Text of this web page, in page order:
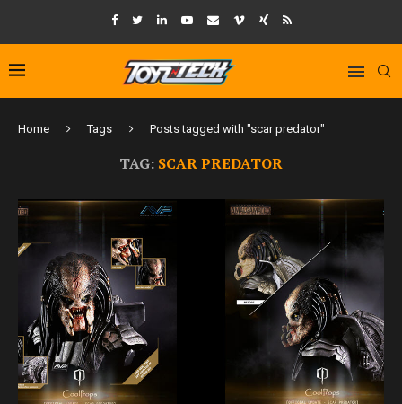
Home Tags Posts tagged with "scar predator"
TAG: SCAR PREDATOR